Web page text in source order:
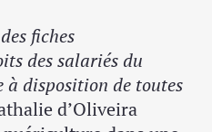
fiches
des salariés du
à disposition de toutes
d’Oliveira